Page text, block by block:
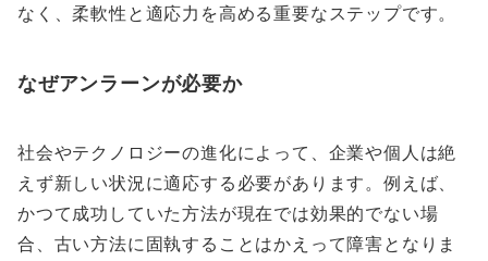
なく、柔軟性と適応力を高める重要なステップです。
なぜアンラーンが必要か
社会やテクノロジーの進化によって、企業や個人は絶
えず新しい状況に適応する必要があります。例えば、
かつて成功していた方法が現在では効果的でない場
合、古い方法に固執することはかえって障害となりま